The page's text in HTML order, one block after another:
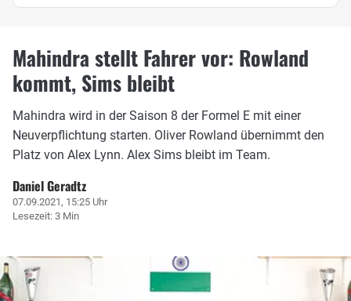
Mahindra stellt Fahrer vor: Rowland
kommt, Sims bleibt
Mahindra wird in der Saison 8 der Formel E mit einer
Neuverpflichtung starten. Oliver Rowland übernimmt den
Platz von Alex Lynn. Alex Sims bleibt im Team.
Daniel Geradtz
07.09.2021, 15:25 Uhr
Lesezeit: 3 Min